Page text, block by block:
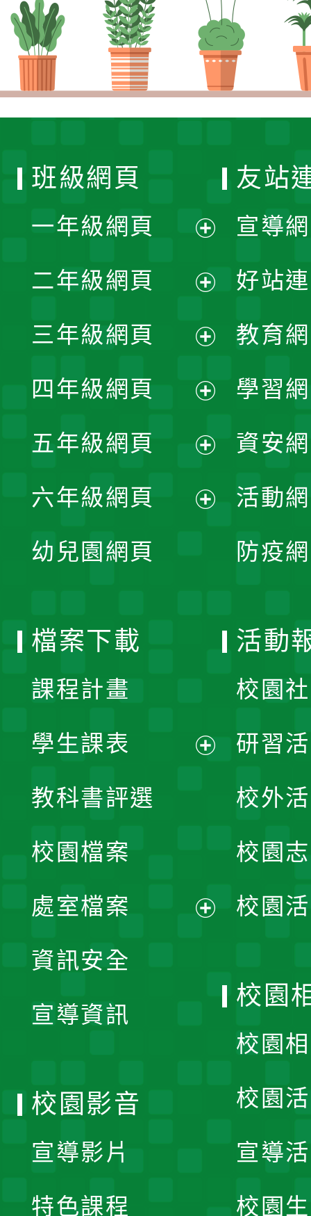
班級網頁
一年級網頁
開
選
單
二年級網頁
開
選
單
三年級網頁
開
選
單
四年級網頁
開
選
五年級網頁
開
六年級網頁
幼兒園網頁
友站
宣導
好站
教育
學習
資安
活動
防疫
檔案下載
課程計畫
學生課表
單
教科書評選
校園檔案
處室檔案
資訊安全
宣導資訊
活動
校園
研習
校外
校園
校園
校園
校園
校園
宣導
校園
校園影音
宣導影片
特色課程